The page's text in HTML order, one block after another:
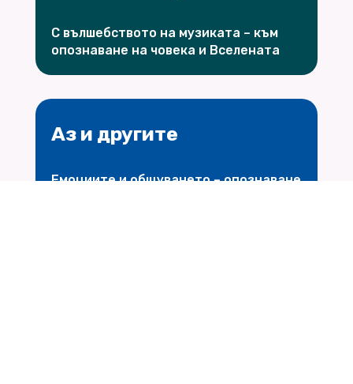
С вълшебството на музиката – към
опознаване на човека и Вселената
Аз и другите
Емоциите и общуването – опознаване